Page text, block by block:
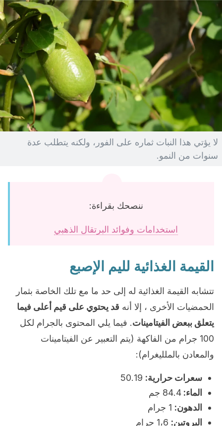
لا يؤتي هذا النبات ثماره على الفور، ولكنه يتطلب عدة
سنوات من النمو.
ننصحك بقراءة:
استخدامات وفوائد البرتقال الذهبي
القيمة الغذائية لليم الإصبع
تتشابه القيمة الغذائية له إلى حد ما مع تلك الخاصة بثمار
الحمضيات الأخرى ، إلا أنه قد يحتوي على قيم أعلى فيما
يتعلق ببعض الفيتامينات. فيما يلي المحتوى بالجرام لكل
100 جرام من الفاكهة (يتم التعبير عن الفيتامينات
والمعادن بالملليغرام):
سعرات حرارية:
الماء: 84.4 جم
الدهون:
البروتين: